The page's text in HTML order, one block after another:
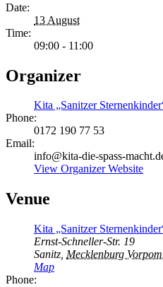
Date:
13 August
Time:
09:00 - 11:00
Organizer
Kita „Sanitzer
Phone:
0172 190 77 53
Email:
info@kita-die-spass-
View Organizer Website
Venue
Kita „Sanitzer
Ernst-Schneller-Str. 19
Sanitz Mecklenburg
Map
Phone: